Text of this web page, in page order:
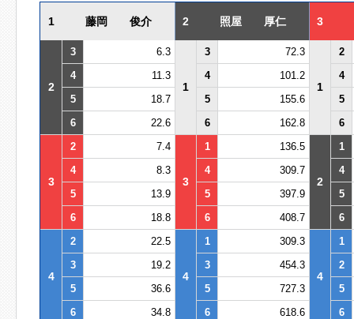
1 藤岡 俊介 2 照屋 厚仁 3
2
3 6.3
1
3 72.3
1
2
4
11.3 4 101.2
4
5
18.7 5 155.6
5
6
22.6 6 162.8 6
3
2 7.4
3
1 136.5
2
1
4
8.3 4 309.7
4
5
13.9 5 397.9
5
6
18.8 6 408.7 6
4
2 22.5
4
1 309.3
4
1
3
19.2 3 454.3
2
5
36.6 5 727.3
5
6
34.8 6 618.6 6